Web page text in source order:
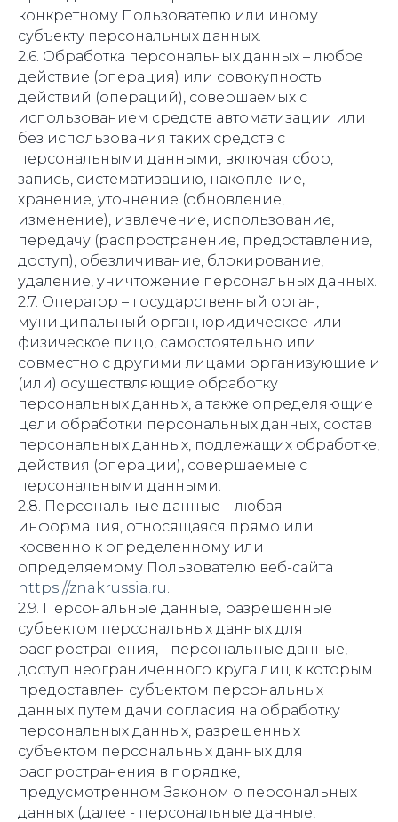
конкретному Пользователю или иному
субъекту персональных данных.
2.6. Обработка персональных данных – любое
действие (операция) или совокупность
действий (операций), совершаемых с
использованием средств автоматизации или
без использования таких средств с
персональными данными, включая сбор,
запись, систематизацию, накопление,
хранение, уточнение (обновление,
изменение), извлечение, использование,
передачу (распространение, предоставление,
доступ), обезличивание, блокирование,
удаление, уничтожение персональных данных.
2.7. Оператор – государственный орган,
муниципальный орган, юридическое или
физическое лицо, самостоятельно или
совместно с другими лицами организующие и
(или) осуществляющие обработку
персональных данных, а также определяющие
цели обработки персональных данных, состав
персональных данных, подлежащих обработке,
действия (операции), совершаемые с
персональными данными.
2.8. Персональные данные – любая
информация, относящаяся прямо или
косвенно к определенному или
определяемому Пользователю веб-сайта
https://znakrussia.ru.
2.9. Персональные данные, разрешенные
субъектом персональных данных для
распространения, - персональные данные,
доступ неограниченного круга лиц к которым
предоставлен субъектом персональных
данных путем дачи согласия на обработку
персональных данных, разрешенных
субъектом персональных данных для
распространения в порядке,
предусмотренном Законом о персональных
данных (далее - персональные данные,